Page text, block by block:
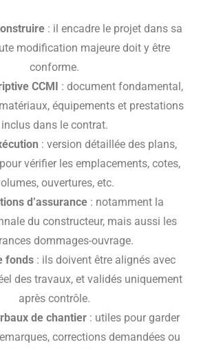
: il encadre le projet dans sa
modification majeure doit y être
conforme.
CCMI
: document fondamental,
équipements et prestations
inclus dans le contrat.
: version détaillée des plans,
vérifier les emplacements, cotes,
ouvertures, etc.
d’assurance : notamment la
du constructeur, mais aussi les
dommages-ouvrage.
fonds: ils doivent être alignés avec
des travaux, et validés uniquement
après contrôle.
de chantier: utiles pour garder
corrections demandées ou